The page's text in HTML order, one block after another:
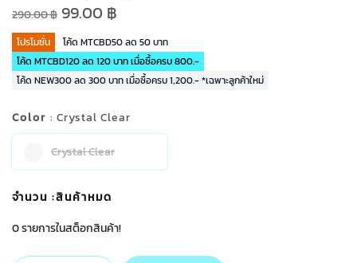
290.00 ฿ 99.00 ฿
โปรโมชั่น
โค้ด MTCBD50 ลด 50 บาท
โค้ด MTCBD120 ลด 120 บาท เมื่อซื้อครบ 800.-
โค้ด NEW300 ลด 300 บาท เมื่อซื้อครบ 1,200.- *เฉพาะลูกค้าใหม่
Color : Crystal Clear
Crystal Clear
จำนวน :สินค้าหมด
0 รายการในสต็อกสินค้า!